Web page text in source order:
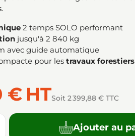
2 temps SOLO performant
jusqu'à 2 840 kg
avec guide automatique
pour les travaux forestiers
€ HTSoit 2 399,88 € TTC
Ajouter au